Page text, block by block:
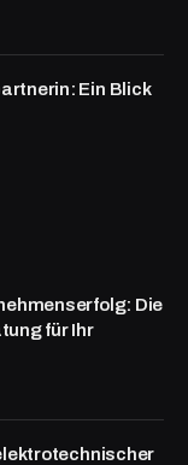
Ein Blick
Die
für Ihr